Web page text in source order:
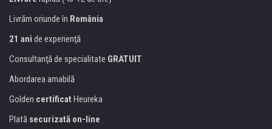
Livrăm oriunde în România
21 ani de experienţă
Consultanţă de specialitate GRATUIT
Abordarea amabilă
Golden certificat Heureka
Plată securizată on-line